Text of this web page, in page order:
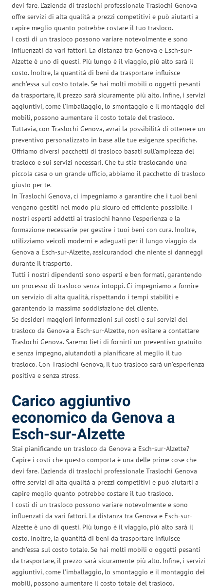
devi fare. L’azienda di traslochi professionale Traslochi Genova
offre servizi di alta qualità a prezzi competitivi e può aiutarti a
capire meglio quanto potrebbe costare il tuo trasloco.
I costi di un trasloco possono variare notevolmente e sono
influenzati da vari fattori. La distanza tra Genova e Esch-sur-
Alzette è uno di questi. Più lungo è il viaggio, più alto sarà il
costo. Inoltre, la quantità di beni da trasportare influisce
anch’essa sul costo totale. Se hai molti mobili o oggetti pesanti
da trasportare, il prezzo sarà sicuramente più alto. Infine, i servizi
aggiuntivi, come l’imballaggio, lo smontaggio e il montaggio dei
mobili, possono aumentare il costo totale del trasloco.
Tuttavia, con Traslochi Genova, avrai la possibilità di ottenere un
preventivo personalizzato in base alle tue esigenze specifiche.
Offriamo diversi pacchetti di trasloco basati sull’ampiezza del
trasloco e sui servizi necessari. Che tu stia traslocando una
piccola casa o un grande ufficio, abbiamo il pacchetto di trasloco
giusto per te.
In Traslochi Genova, ci impegniamo a garantire che i tuoi beni
vengano gestiti nel modo più sicuro ed efficiente possibile. I
nostri esperti addetti ai traslochi hanno l’esperienza e la
formazione necessarie per gestire i tuoi beni con cura. Inoltre,
utilizziamo veicoli moderni e adeguati per il lungo viaggio da
Genova a Esch-sur-Alzette, assicurandoci che niente si danneggi
durante il trasporto.
Tutti i nostri dipendenti sono esperti e ben formati, garantendo
un processo di trasloco senza intoppi. Ci impegniamo a fornire
un servizio di alta qualità, rispettando i tempi stabiliti e
garantendo la massima soddisfazione del cliente.
Se desideri maggiori informazioni sui costi e sui servizi del
trasloco da Genova a Esch-sur-Alzette, non esitare a contattare
Traslochi Genova. Saremo lieti di fornirti un preventivo gratuito
e senza impegno, aiutandoti a pianificare al meglio il tuo
trasloco. Con Traslochi Genova, il tuo trasloco sarà un’esperienza
positiva e senza stress.
Carico aggiuntivo
economico da Genova a
Esch-sur-Alzette
Stai pianificando un trasloco da Genova a Esch-sur-Alzette?
Capire i costi che questo comporta è una delle prime cose che
devi fare. L’azienda di traslochi professionale Traslochi Genova
offre servizi di alta qualità a prezzi competitivi e può aiutarti a
capire meglio quanto potrebbe costare il tuo trasloco.
I costi di un trasloco possono variare notevolmente e sono
influenzati da vari fattori. La distanza tra Genova e Esch-sur-
Alzette è uno di questi. Più lungo è il viaggio, più alto sarà il
costo. Inoltre, la quantità di beni da trasportare influisce
anch’essa sul costo totale. Se hai molti mobili o oggetti pesanti
da trasportare, il prezzo sarà sicuramente più alto. Infine, i servizi
aggiuntivi, come l’imballaggio, lo smontaggio e il montaggio dei
mobili, possono aumentare il costo totale del trasloco.